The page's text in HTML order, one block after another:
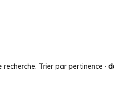
Trier par pertinence ·